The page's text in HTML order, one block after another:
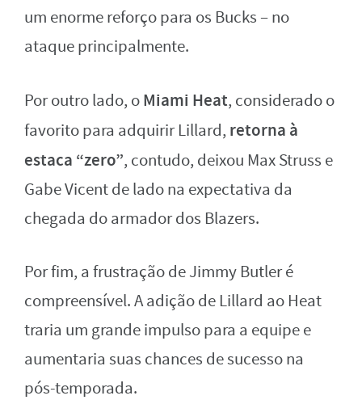
um enorme reforço para os Bucks – no
ataque principalmente.
Por outro lado, oMiami Heat, considerado o
favorito para adquirir Lillard, retorna à
estaca “zero”, contudo, deixou Max Struss e
Gabe Vicent de lado na expectativa da
chegada do armador dos Blazers.
Por fim, a frustração de Jimmy Butler é
compreensível. A adição de Lillard ao Heat
traria um grande impulso para a equipe e
aumentaria suas chances de sucesso na
pós-temporada.